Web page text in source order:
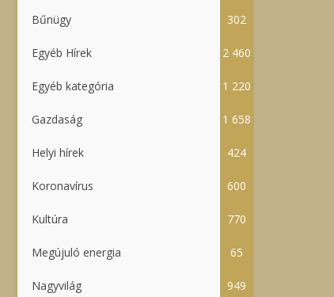
Bűnügy 302
Egyéb Hírek 2 460
Egyéb kategória 1 220
Gazdaság 1 658
Helyi hírek 424
Koronavírus 600
Kultúra 770
Megújuló energia 65
Nagyvilág 949